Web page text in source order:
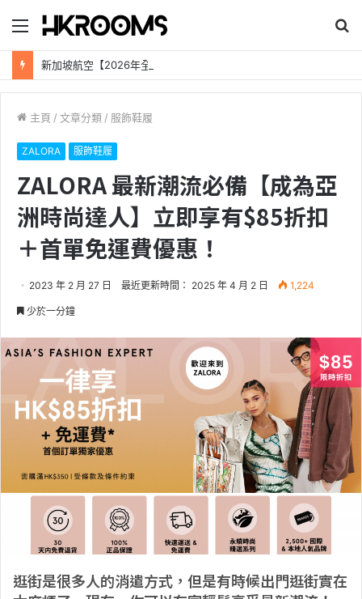
目
錄
尋
主頁 / 文章分類 / 服飾鞋履
ZALORA 服飾鞋履
ZALORA 最新潮流必備【成為亞
洲時尚達人】立即享有$85折扣
＋首單免運費優惠！
2023 年 2 月 27 日 最近更新時間： 2025 年 4 月 2 日 1,224
少於一分鐘
逛街是很多人的消遣方式，但是有時候出門逛街實在